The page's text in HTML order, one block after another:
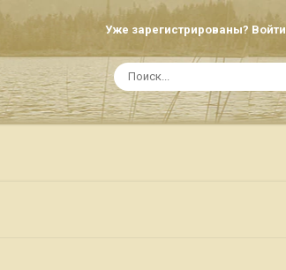
Уже зарегистрированы? Войти